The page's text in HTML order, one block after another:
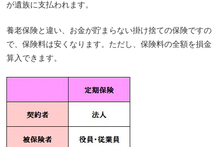
が遺族に支払われます。
養老保険と違い、お金が貯まらない掛け捨ての保険ですの
で、保険料は安くなります。ただし、保険料の全額を損金
算入できます。